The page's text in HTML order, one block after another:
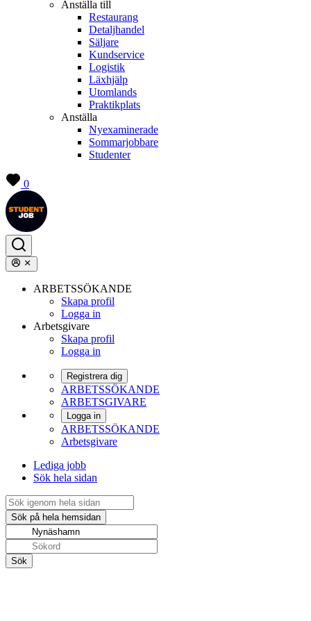
Anställa till
Restaurang
Detaljhandel
Säljare
Kundservice
Logistik
Läxhjälp
Utomlands
Praktikplats
Anställa
Nyexaminerade
Sommarjobbare
Studenter
0
ARBETSSÖKANDE
Skapa profil
Logga in
Arbetsgivare
Skapa profil
Logga in
Registrera dig
ARBETSSÖKANDE
ARBETSGIVARE
Logga in
ARBETSSÖKANDE
Arbetsgivare
Lediga jobb
Sök hela sidan